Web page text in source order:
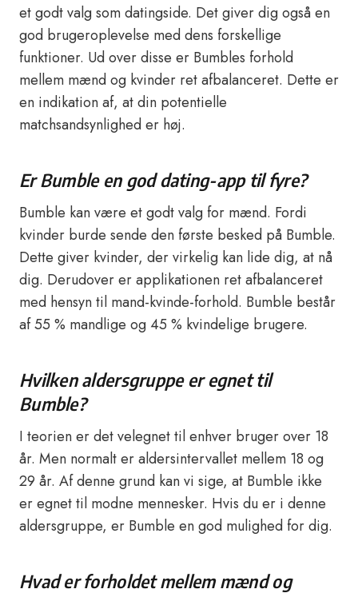
et godt valg som datingside. Det giver dig også en
god brugeroplevelse med dens forskellige
funktioner. Ud over disse er Bumbles forhold
mellem mænd og kvinder ret afbalanceret. Dette er
en indikation af, at din potentielle
matchsandsynlighed er høj.
Er Bumble en god dating-app til fyre?
Bumble kan være et godt valg for mænd. Fordi
kvinder burde sende den første besked på Bumble.
Dette giver kvinder, der virkelig kan lide dig, at nå
dig. Derudover er applikationen ret afbalanceret
med hensyn til mand-kvinde-forhold. Bumble består
af 55 % mandlige og 45 % kvindelige brugere.
Hvilken aldersgruppe er egnet til
Bumble?
I teorien er det velegnet til enhver bruger over 18
år. Men normalt er aldersintervallet mellem 18 og
29 år. Af denne grund kan vi sige, at Bumble ikke
er egnet til modne mennesker. Hvis du er i denne
aldersgruppe, er Bumble en god mulighed for dig.
Hvad er forholdet mellem mænd og